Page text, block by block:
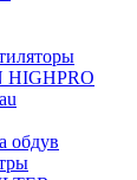
HIGHPRO
обдув